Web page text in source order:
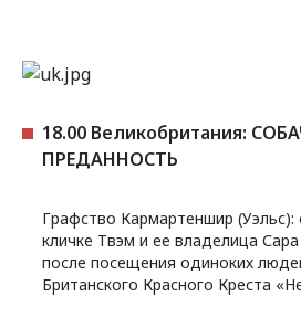
18.00 Великобритания:
ПРЕДАННОСТЬ
Графство Кармартеншир (Уэльс):
кличке Твэм и ее владелица
после посещения одиноких
Британского Красного Креста